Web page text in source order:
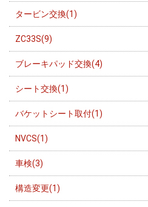
タービン交換(1)
ZC33S(9)
ブレーキパッド交換(4)
シート交換(1)
バケットシート取付(1)
NVCS(1)
車検(3)
構造変更(1)